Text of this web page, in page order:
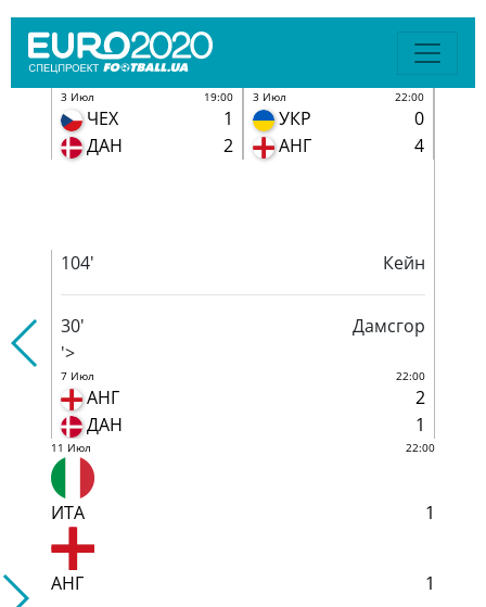
1
2
22:00
0
4
104'
Кейн
30'
Дамсгор
'>
7 Июл 22:00
АНГ
2
ДАН
1
11 Июл 22:00
ИТА 1
АНГ 1